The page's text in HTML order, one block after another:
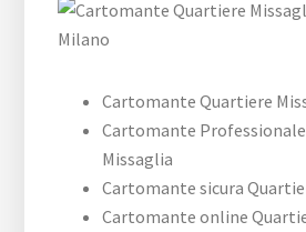
Cartomante Quartiere
Cartomante
Missaglia
Cartomante sicura
Cartomante online